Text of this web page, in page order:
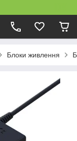
Блоки живлення